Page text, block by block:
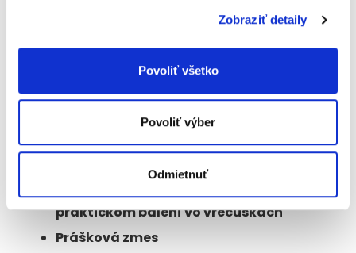
Zobraziť detaily
Povoliť všetko
Povoliť výber
Odmietnuť
Podrobný popis
Nealkoholický nápoj v prášku s príchuťou lesného ovocia,
so sladidlami. BEZ UMELÝCH FARBÍV A ARÓM. Bolero je
originálna a široko použiteľľná zmes. Môže sa miešať s
vodou, mliekom, čo je obľúbené najmä u detí, a dokonca
obsah vrecúška rozmiešajte v 1,5 litri vody.
Osviežujúce ovocné nápoje v
praktickom balení vo vrecúškach
Prášková zmes